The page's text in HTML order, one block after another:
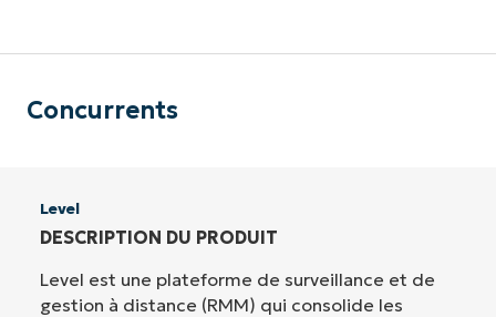
Concurrents
Level
DESCRIPTION DU PRODUIT
Level est une plateforme de surveillance et de
gestion à distance (RMM) qui consolide les